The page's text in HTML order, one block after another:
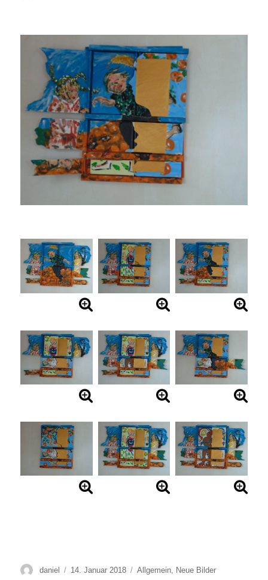
Autor
daniel
Veröffentlicht
14. Januar 2018 Kategorien
Allgemein, Neue Bilder